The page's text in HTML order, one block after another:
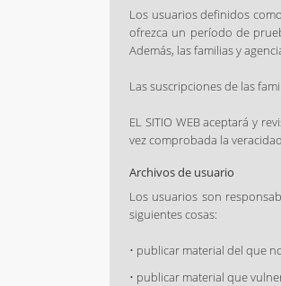
Los usuarios definidos
ofrezca un período de
Además, las familias y
Las suscripciones de las
EL SITIO WEB aceptará y
vez comprobada la
Archivos de usuario
Los usuarios son
siguientes cosas:
• publicar material del que
• publicar material que